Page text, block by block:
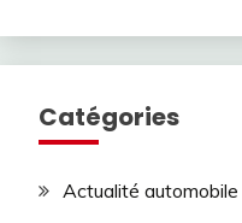
Catégories
Actualité automobile